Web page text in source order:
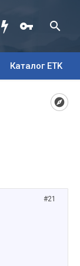
Каталог ETK
#21